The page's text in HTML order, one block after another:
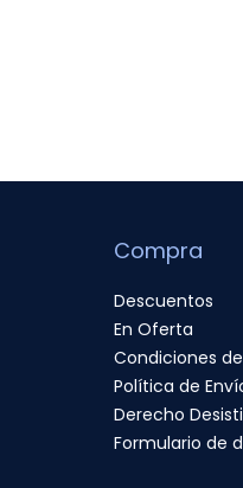
Compra
Descuentos
En Oferta
Condiciones
Política de
Derecho
Formulario de